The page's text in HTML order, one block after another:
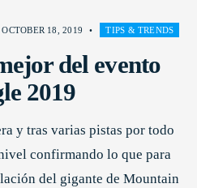
OCTOBER 18, 2019 • TIPS & TRENDS
del evento
2019
y tras varias pistas por todo
confirmando lo que para
del gigante de Mountain